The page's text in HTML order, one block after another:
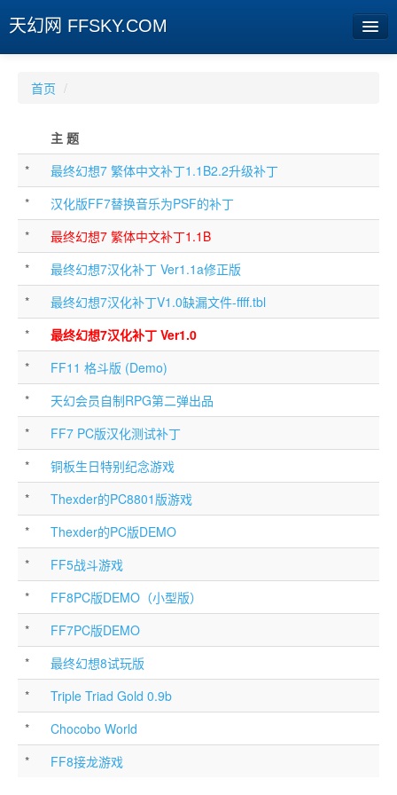
天幻网 FFSKY.COM
周边
娱乐
社区
旧版临时
[登陆] [注册]
首页 /
主 题
*
最终幻想7 繁体中文补丁1.1B2.2升级补丁
*
汉化版FF7替换音乐为PSF的补丁
*
最终幻想7 繁体中文补丁1.1B
*
最终幻想7汉化补丁 Ver1.1a修正版
*
最终幻想7汉化补丁V1.0缺漏文件-ffff.tbl
*
最终幻想7汉化补丁 Ver1.0
*
FF11 格斗版 (Demo)
*
天幻会员自制RPG第二弹出品
*
FF7 PC版汉化测试补丁
*
铜板生日特别纪念游戏
*
Thexder的PC8801版游戏
*
Thexder的PC版DEMO
*
FF5战斗游戏
*
FF8PC版DEMO（小型版）
*
FF7PC版DEMO
*
最终幻想8试玩版
*
Triple Triad Gold 0.9b
*
Chocobo World
*
FF8接龙游戏